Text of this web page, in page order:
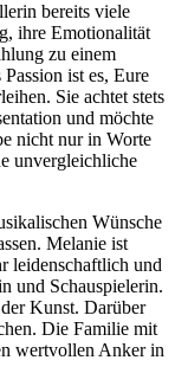
bereits viele
ihre Emotionalität
zu einem
ist es, Eure
Sie achtet stets
und möchte
nicht nur in Worte
unvergleichliche
Wünsche
Melanie ist
leidenschaftlich und
und Schauspielerin.
Kunst. Darüber
Die Familie mit
wertvollen Anker in